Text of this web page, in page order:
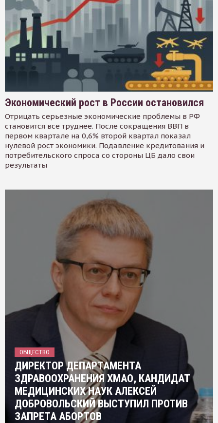
Экономический рост в России остановился
Отрицать серьезные экономические проблемы в РФ
становится все труднее. После сокращения ВВП в
первом квартале на 0,6% второй квартал показал
нулевой рост экономики. Подавление кредитования и
потребительского спроса со стороны ЦБ дало свои
результаты
ОБЩЕСТВО
ДИРЕКТОР ДЕПАРТАМЕНТА
ЗДРАВООХРАНЕНИЯ ХМАО, КАНДИДАТ
МЕДИЦИНСКИХ НАУК АЛЕКСЕЙ
ДОБРОВОЛЬСКИЙ ВЫСТУПИЛ ПРОТИВ
ЗАПРЕТА АБОРТОВ